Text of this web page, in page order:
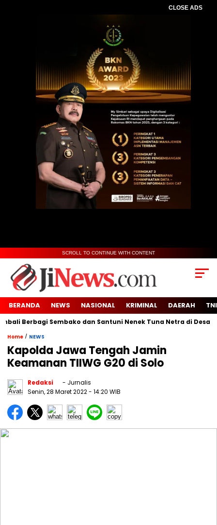
CLOSE ADS
SCROLL TO CONTINUE WITH CONTENT
BERANDA NEWS NASIONAL KRIMINAL DAERAH
Berbagi Sembako dan Santuni Nenek Tuna Netra di Desa
Home / NEWS
Kapolda Jawa Tengah Jamin
Keamanan TIIWG G20 di Solo
Redaksi
- Jurnalis
Senin, 28 Maret 2022- 14:20 WIB